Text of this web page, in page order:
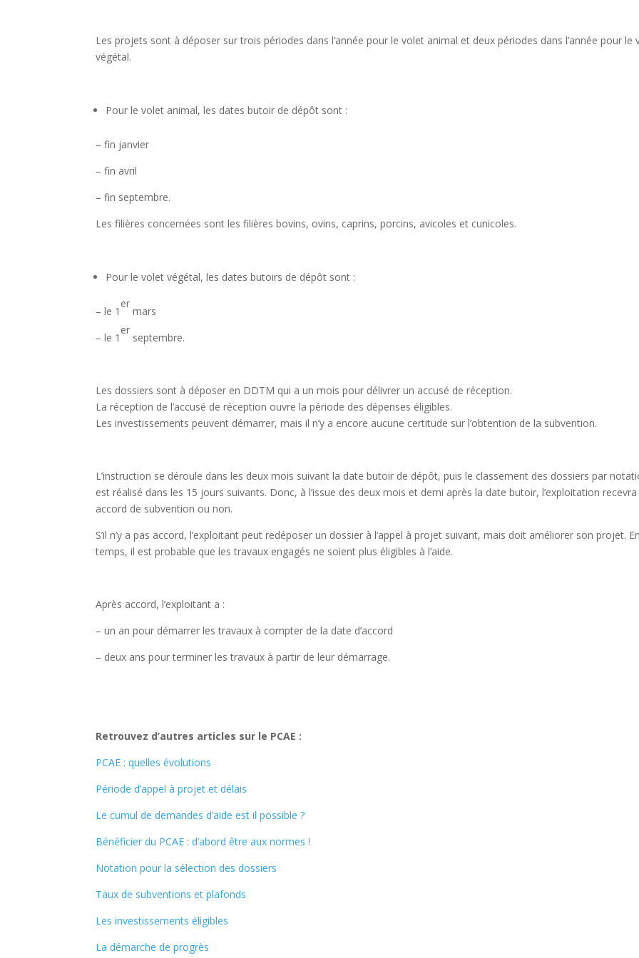
Les projets sont à déposer sur trois périodes dans l’année pour le volet animal et deux périodes dans l’année pour le
végétal.
Pour le volet animal, les dates butoir de dépôt sont :
– fin janvier
– fin avril
– fin septembre.
Les filières concernées sont les filières bovins, ovins, caprins, porcins, avicoles et cunicoles.
Pour le volet végétal, les dates butoirs de dépôt sont :
– le 1
er
mars
– le 1
er
septembre.
Les dossiers sont à déposer en DDTM qui a un mois pour délivrer un accusé de réception.
La réception de l’accusé de réception ouvre la période des dépenses éligibles.
Les investissements peuvent démarrer, mais il n’y a encore aucune certitude sur l’obtention de la subvention.
L’instruction se déroule dans les deux mois suivant la date butoir de dépôt, puis le classement des dossiers par
est réalisé dans les 15 jours suivants. Donc, à l’issue des deux mois et demi après la date butoir, l’exploitation recevra
accord de subvention ou non.
S’il n’y a pas accord, l’exploitant peut redéposer un dossier à l’appel à projet suivant, mais doit améliorer son projet.
temps, il est probable que les travaux engagés ne soient plus éligibles à l’aide.
Après accord, l’exploitant a :
– un an pour démarrer les travaux à compter de la date d’accord
– deux ans pour terminer les travaux à partir de leur démarrage.
Retrouvez d’autres articles sur le PCAE :
PCAE : quelles évolutions
Période d’appel à projet et délais
Le cumul de demandes d’aide est il possible ?
Bénéficier du PCAE : d’abord être aux normes !
Notation pour la sélection des dossiers
Taux de subventions et plafonds
Les investissements éligibles
La démarche de progrès